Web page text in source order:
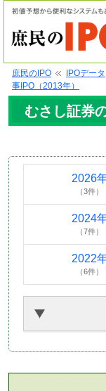
庶民のIPO IPOデータ
事IPO（2013年）
むさし証券
2026
（3件）
2024
（7件）
2022
（6件）